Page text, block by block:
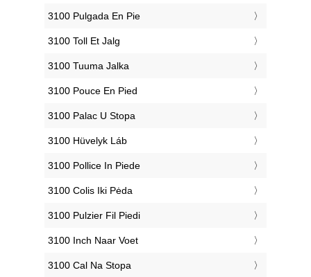
‎3100 Pulgada En Pie
‎3100 Toll Et Jalg
‎3100 Tuuma Jalka
‎3100 Pouce En Pied
‎3100 Palac U Stopa
‎3100 Hüvelyk Láb
‎3100 Pollice In Piede
‎3100 Colis Iki Pėda
‎3100 Pulzier Fil Piedi
‎3100 Inch Naar Voet
‎3100 Cal Na Stopa